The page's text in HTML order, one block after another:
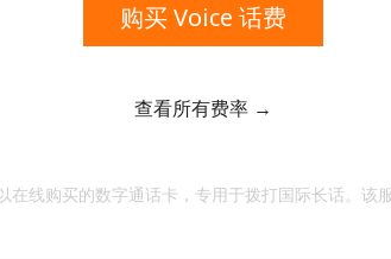
持联系，以便享受我们绝佳的优惠活动。
购买 Voice 话费
查看所有费率 →
在线购买的数字通话卡，专用于拨打国际长话。该